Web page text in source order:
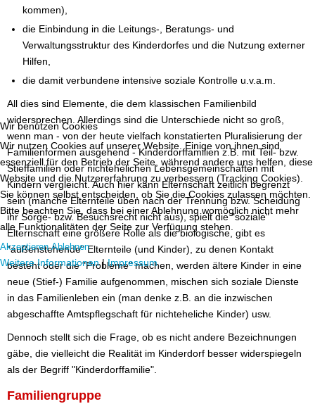
kommen),
die Einbindung in die Leitungs-, Beratungs- und
Verwaltungsstruktur des Kinderdorfes und die Nutzung externer
Hilfen,
die damit verbundene intensive soziale Kontrolle u.v.a.m.
All dies sind Elemente, die dem klassischen Familienbild
widersprechen. Allerdings sind die Unterschiede nicht so groß,
wenn man - von der heute vielfach konstatierten Pluralisierung der
Familienformen ausgehend - Kinderdorffamilien z.B. mit Teil- bzw.
Stieffamilien oder nichtehelichen Lebensgemeinschaften mit
Kindern vergleicht. Auch hier kann Elternschaft zeitlich begrenzt
sein (manche Elternteile üben nach der Trennung bzw. Scheidung
ihr Sorge- bzw. Besuchsrecht nicht aus), spielt die "soziale"
Elternschaft eine größere Rolle als die biologische, gibt es
"außenstehende" Elternteile (und Kinder), zu denen Kontakt
besteht oder die "Probleme" machen, werden ältere Kinder in eine
neue (Stief-) Familie aufgenommen, mischen sich soziale Dienste
in das Familienleben ein (man denke z.B. an die inzwischen
abgeschaffte Amtspflegschaft für nichteheliche Kinder) usw.
Dennoch stellt sich die Frage, ob es nicht andere Bezeichnungen
gäbe, die vielleicht die Realität im Kinderdorf besser widerspiegeln
als der Begriff "Kinderdorffamilie".
Familiengruppe
Wir benutzen Cookies
Wir nutzen Cookies auf unserer Website. Einige von ihnen sind
essenziell für den Betrieb der Seite, während andere uns helfen, diese
Website und die Nutzererfahrung zu verbessern (Tracking Cookies).
Sie können selbst entscheiden, ob Sie die Cookies zulassen möchten.
Bitte beachten Sie, dass bei einer Ablehnung womöglich nicht mehr
alle Funktionalitäten der Seite zur Verfügung stehen.
Akzeptieren Ablehnen
Weitere Informationen|Impressum